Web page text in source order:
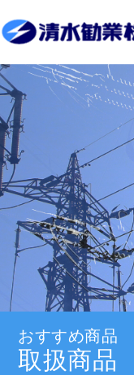
おすすめ商品
取扱商品